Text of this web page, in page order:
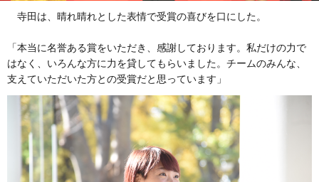
寺田は、晴れ晴れとした表情で受賞の喜びを口にした。
「本当に名誉ある賞をいただき、感謝しております。私だけの力で
はなく、いろんな方に力を貸してもらいました。チームのみんな、
支えていただいた方との受賞だと思っています」